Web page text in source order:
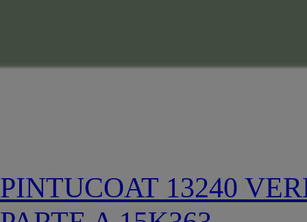
PINTUCOAT 13240